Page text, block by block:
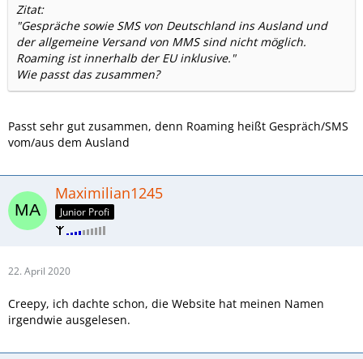
Zitat:
"Gespräche sowie SMS von Deutschland ins Ausland und
der allgemeine Versand von MMS sind nicht möglich.
Roaming ist innerhalb der EU inklusive."
Wie passt das zusammen?
Passt sehr gut zusammen, denn Roaming heißt Gespräch/SMS
vom/aus dem Ausland
Maximilian1245
Junior Profi
22. April 2020
Creepy, ich dachte schon, die Website hat meinen Namen
irgendwie ausgelesen.